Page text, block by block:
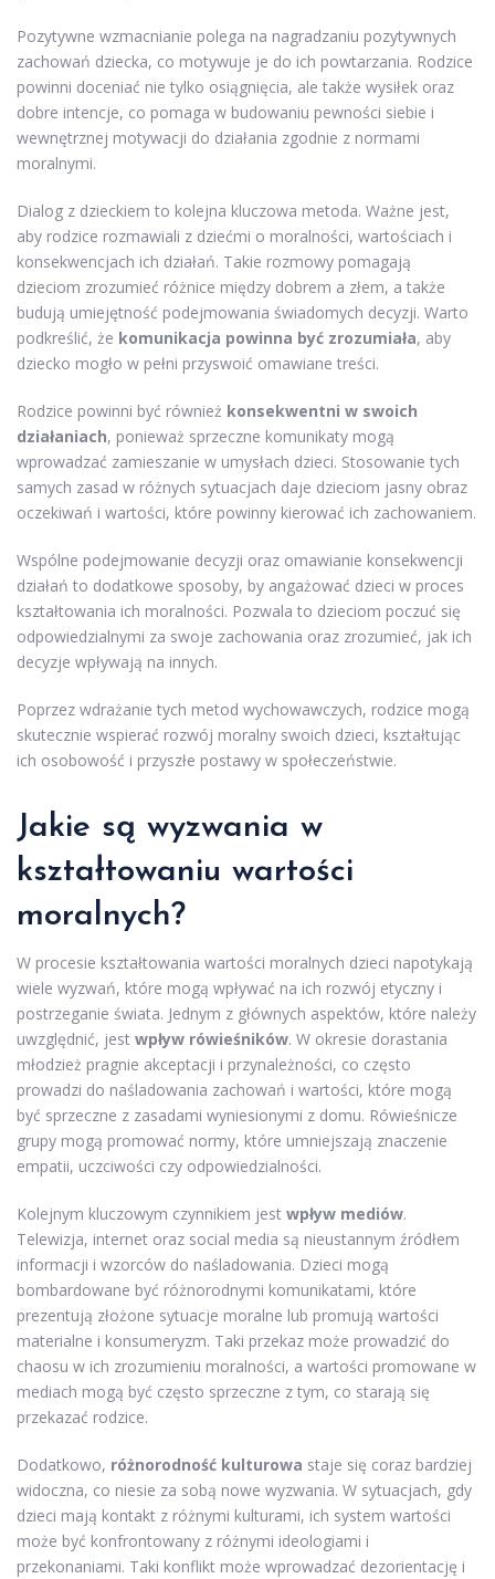
Pozytywne wzmacnianie polega na nagradzaniu pozytywnych
zachowań dziecka, co motywuje je do ich powtarzania. Rodzice
powinni doceniać nie tylko osiągnięcia, ale także wysiłek oraz
dobre intencje, co pomaga w budowaniu pewności siebie i
wewnętrznej motywacji do działania zgodnie z normami
moralnymi.
Dialog z dzieckiem to kolejna kluczowa metoda. Ważne jest,
aby rodzice rozmawiali z dziećmi o moralności, wartościach i
konsekwencjach ich działań. Takie rozmowy pomagają
dzieciom zrozumieć różnice między dobrem a złem, a także
budują umiejętność podejmowania świadomych decyzji. Warto
podkreślić, że komunikacja powinna być zrozumiała, aby
dziecko mogło w pełni przyswoić omawiane treści.
Rodzice powinni być również konsekwentni w swoich
działaniach, ponieważ sprzeczne komunikaty mogą
wprowadzać zamieszanie w umysłach dzieci. Stosowanie tych
samych zasad w różnych sytuacjach daje dzieciom jasny obraz
oczekiwań i wartości, które powinny kierować ich zachowaniem.
Wspólne podejmowanie decyzji oraz omawianie konsekwencji
działań to dodatkowe sposoby, by angażować dzieci w proces
kształtowania ich moralności. Pozwala to dzieciom poczuć się
odpowiedzialnymi za swoje zachowania oraz zrozumieć, jak ich
decyzje wpływają na innych.
Poprzez wdrażanie tych metod wychowawczych, rodzice mogą
skutecznie wspierać rozwój moralny swoich dzieci, kształtując
ich osobowość i przyszłe postawy w społeczeństwie.
Jakie są wyzwania w
kształtowaniu wartości
moralnych?
W procesie kształtowania wartości moralnych dzieci napotykają
wiele wyzwań, które mogą wpływać na ich rozwój etyczny i
postrzeganie świata. Jednym z głównych aspektów, które należy
uwzględnić, jest wpływ rówieśników. W okresie dorastania
młodzież pragnie akceptacji i przynależności, co często
prowadzi do naśladowania zachowań i wartości, które mogą
być sprzeczne z zasadami wyniesionymi z domu. Rówieśnicze
grupy mogą promować normy, które umniejszają znaczenie
empatii, uczciwości czy odpowiedzialności.
Kolejnym kluczowym czynnikiem jest wpływ mediów.
Telewizja, internet oraz social media są nieustannym źródłem
informacji i wzorców do naśladowania. Dzieci mogą
bombardowane być różnorodnymi komunikatami, które
prezentują złożone sytuacje moralne lub promują wartości
materialne i konsumeryzm. Taki przekaz może prowadzić do
chaosu w ich zrozumieniu moralności, a wartości promowane w
mediach mogą być często sprzeczne z tym, co starają się
przekazać rodzice.
Dodatkowo, różnorodność kulturowa staje się coraz bardziej
widoczna, co niesie za sobą nowe wyzwania. W sytuacjach, gdy
dzieci mają kontakt z różnymi kulturami, ich system wartości
może być konfrontowany z różnymi ideologiami i
przekonaniami. Taki konflikt może wprowadzać dezorientację i